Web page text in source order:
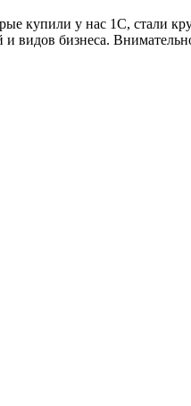
купили у нас 1С, стали
и видов бизнеса.